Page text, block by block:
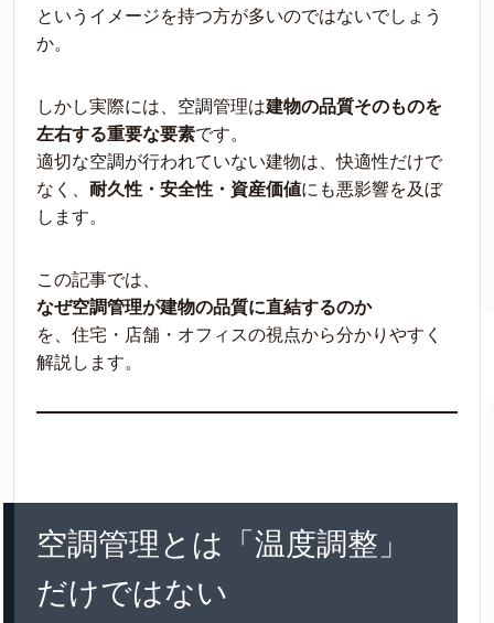
というイメージを持つ方が多いのではないでしょう
か。
しかし実際には、空調管理は建物の品質そのものを
左右する重要な要素です。
適切な空調が行われていない建物は、快適性だけで
なく、 耐久性・安全性・資産価値にも悪影響を及ぼ
します。
この記事では、
なぜ空調管理が建物の品質に直結するのか
を、住宅・店舗・オフィスの視点から分かりやすく
解説します。
空調管理とは「温度調整」
だけではない